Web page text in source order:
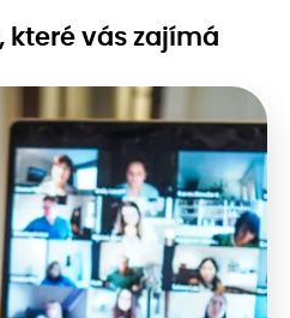
které vás zajímá